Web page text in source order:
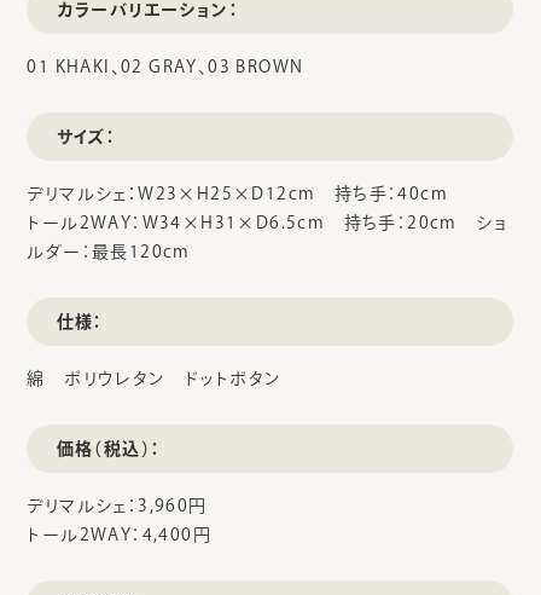
カラーバリエーション：
01 KHAKI、02 GRAY、03 BROWN
サイズ：
デリマルシェ：W23×H25×D12cm 持ち手：40cm
トール2WAY：W34×H31×D6.5cm 持ち手：20cm ショ
ルダー：最長120cm
仕様：
綿 ポリウレタン ドットボタン
価格（税込）：
デリマルシェ：3,960円
トール2WAY：4,400円